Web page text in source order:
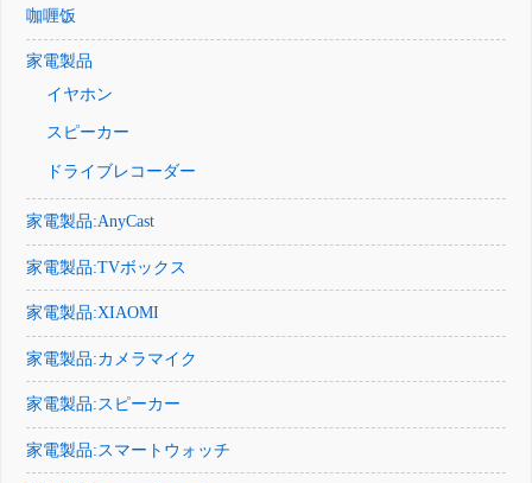
咖喱饭
家電製品
イヤホン
スピーカー
ドライブレコーダー
家電製品:AnyCast
家電製品:TVボックス
家電製品:XIAOMI
家電製品:カメラマイク
家電製品:スピーカー
家電製品:スマートウォッチ